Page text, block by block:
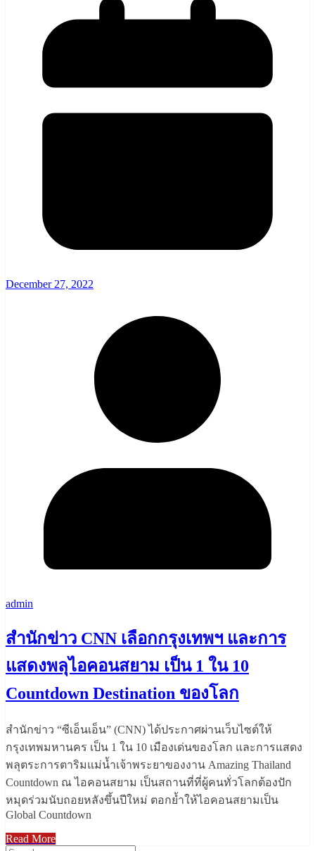
December 27, 2022
admin
สำนักข่าว CNN เลือกกรุงเทพฯ และการ
แสดงพลุไอคอนสยาม เป็น 1 ใน 10
Countdown Destination ของโลก
สำนักข่าว “ซีเอ็นเอ็น” (CNN) ได้ประกาศผ่านเว็บไซต์ให้
กรุงเทพมหานคร เป็น 1 ใน 10 เมืองเด่นของโลก และการแสดง
พลุตระการตาริมแม่น้ำเจ้าพระยาของงาน Amazing Thailand
Countdown ณ ไอคอนสยาม เป็นสถานที่ที่ผู้คนทั่วโลกต้องปัก
หมุดร่วมนับถอยหลังขึ้นปีใหม่ ตอกย้ำให้ไอคอนสยามเป็น
Global Countdown
Read More